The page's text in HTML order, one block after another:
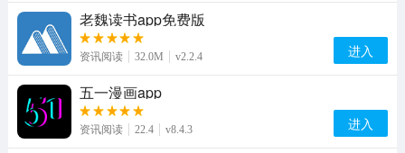
老魏读书app免费版
资讯阅读 32.0M v2.2.4 进入
五一漫画app
资讯阅读 22.4 v8.4.3 进入